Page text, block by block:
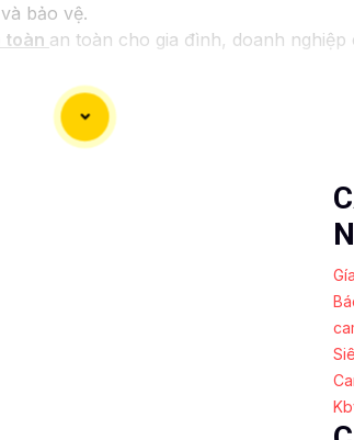
bảo vệ.
toàn an toàn cho gia đình, doanh